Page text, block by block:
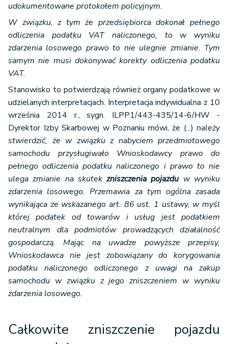
udokumentowane protokołem policyjnym.
W związku, z tym że przedsiębiorca dokonał pełnego
odliczenia podatku VAT naliczonego, to w wyniku
zdarzenia losowego prawo to nie ulegnie zmianie. Tym
samym nie musi dokonywać korekty odliczenia podatku
VAT.
Stanowisko to potwierdzają również organy podatkowe w
udzielanych interpretacjach. Interpretacja indywidualna z 10
września 2014 r., sygn. ILPP1/443-435/14-6/HW -
Dyrektor Izby Skarbowej w Poznaniu mówi, że (...) należy
stwierdzić, że w związku z nabyciem przedmiotowego
samochodu przysługiwało Wnioskodawcy prawo do
pełnego odliczenia podatku naliczonego i prawo to nie
ulega zmianie na skutekzniszczenia pojazdu w wyniku
zdarzenia losowego. Przemawia za tym ogólna zasada
wynikająca ze wskazanego art. 86 ust. 1 ustawy, w myśl
której podatek od towarów i usług jest podatkiem
neutralnym dla podmiotów prowadzących działalność
gospodarczą. Mając na uwadze powyższe przepisy,
Wnioskodawca nie jest zobowiązany do korygowania
podatku naliczonego odliczonego z uwagi na zakup
samochodu w związku z jego zniszczeniem w wyniku
zdarzenia losowego.
Całkowite zniszczenie pojazdu